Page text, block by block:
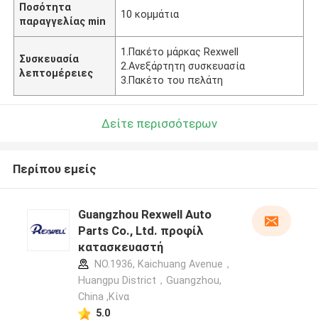
Ποσότητα
παραγγελίας min
10 κομμάτια
Συσκευασία
λεπτομέρειες
1.Πακέτο μάρκας Rexwell
2.Ανεξάρτητη συσκευασία
3.Πακέτο του πελάτη
Δείτε περισσότερων
Περίπου εμείς
Guangzhou Rexwell Auto
Parts Co., Ltd. προφίλ
κατασκευαστή
NO.1936, Kaichuang Avenue，
Huangpu District，Guangzhou,
China ,Κίνα
5.0